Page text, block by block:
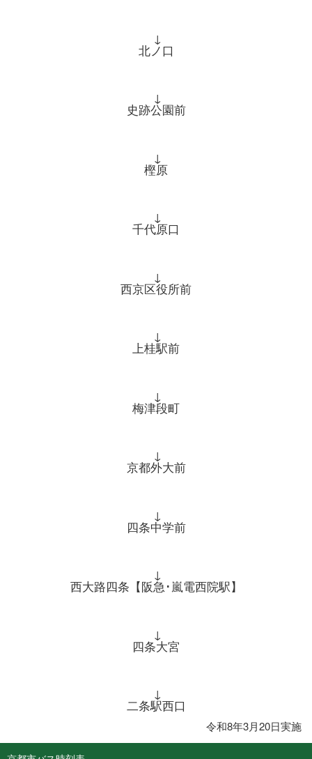
↓
北ノ口
↓
史跡公園前
↓
樫原
↓
千代原口
↓
西京区役所前
↓
上桂駅前
↓
梅津段町
↓
京都外大前
↓
四条中学前
↓
西大路四条【阪急･嵐電西院駅】
↓
四条大宮
↓
二条駅西口
令和8年3月20日実施